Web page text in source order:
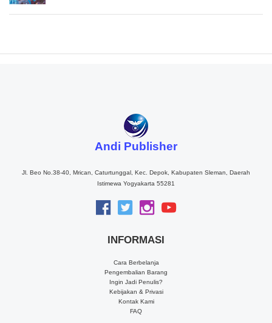
Andi Publisher
Jl. Beo No.38-40, Mrican, Caturtunggal, Kec. Depok, Kabupaten Sleman, Daerah
Istimewa Yogyakarta 55281
INFORMASI
Cara Berbelanja
Pengembalian Barang
Ingin Jadi Penulis?
Kebijakan & Privasi
Kontak Kami
FAQ